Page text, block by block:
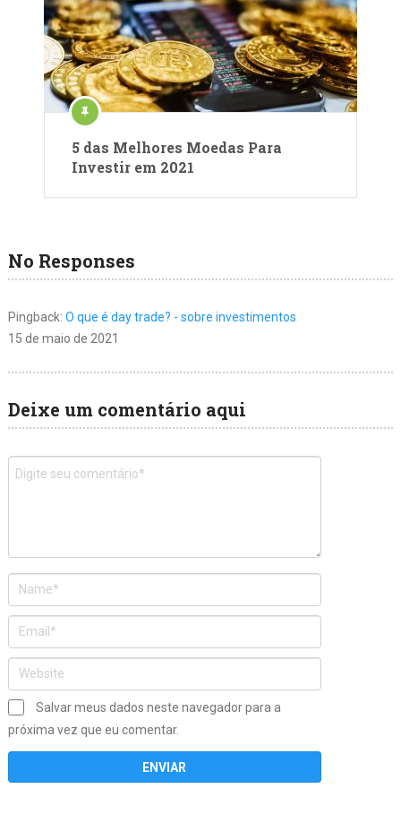
5 das Melhores Moedas Para
Investir em 2021
No Responses
Pingback: O que é day trade? - sobre investimentos
15 de maio de 2021
Deixe um comentário aqui
Salvar meus dados neste navegador para a
próxima vez que eu comentar.